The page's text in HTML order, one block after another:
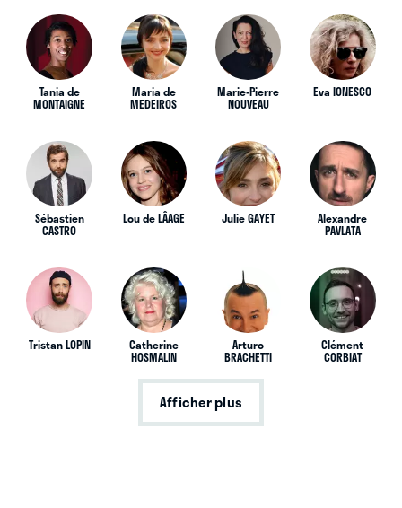
Tania de
MONTAIGNE
Maria de
MEDEIROS
Marie-Pierre
NOUVEAU
Eva IONESCO
Sébastien
CASTRO
Lou de LÂAGE Julie GAYET Alexandre
PAVLATA
Tristan LOPIN Catherine
HOSMALIN
Arturo
BRACHETTI
Clément
CORBIAT
Afficher plus